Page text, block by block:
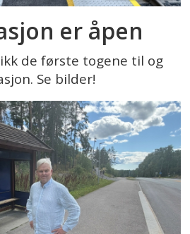
er åpen
de første togene til og
Se bilder!